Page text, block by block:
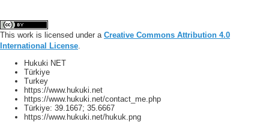
This work is licensed under a Creative Commons Attribution 4.0
International License.
Hukuki NET
Türkiye
Turkey
https://www.hukuki.net
https://www.hukuki.net/contact_me.php
Türkiye: 39.1667; 35.6667
https://www.hukuki.net/hukuk.png